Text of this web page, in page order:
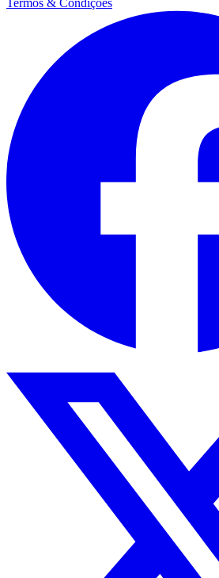
Termos & Condições